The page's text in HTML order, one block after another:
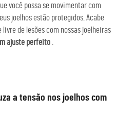
você possa se movimentar com
joelhos estão protegidos. Acabe
de lesões com nossas joelheiras
ajuste perfeito
a tensão nos joelhos com